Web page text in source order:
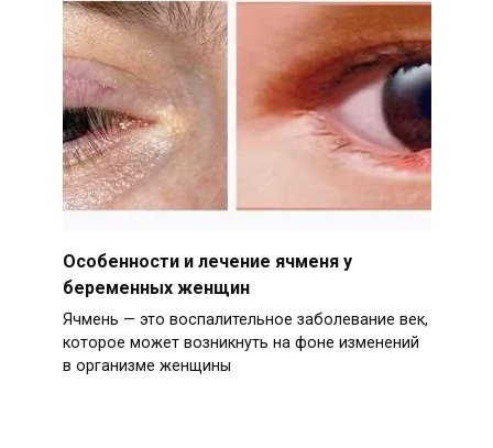
Особенности и лечение ячменя у
беременных женщин
Ячмень — это воспалительное заболевание век,
которое может возникнуть на фоне изменений
в организме женщины